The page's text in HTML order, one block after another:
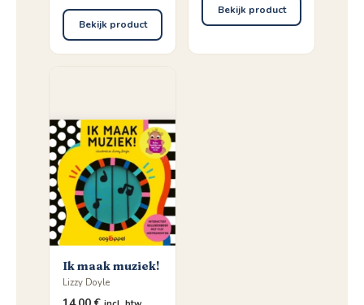
Bekijk product
Bekijk product
Ik maak muziek!
Lizzy Doyle